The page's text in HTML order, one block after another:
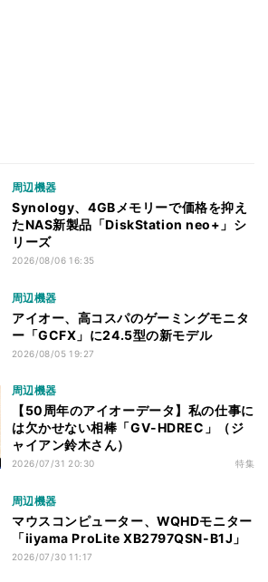
周辺機器
Synology、4GBメモリーで価格を抑え
たNAS新製品「DiskStation neo+」シ
リーズ
2026/08/06 16:35
周辺機器
アイオー、高コスパのゲーミングモニタ
ー「GCFX」に24.5型の新モデル
2026/08/05 19:27
周辺機器
【50周年のアイオーデータ】私の仕事に
は欠かせない相棒「GV-HDREC」（ジ
ャイアン鈴木さん）
2026/07/31 20:30 特集
周辺機器
マウスコンピューター、WQHDモニター
「iiyama ProLite XB2797QSN-B1J」
2026/07/30 11:17